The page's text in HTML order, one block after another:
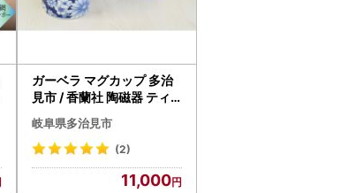
ガーベラ マグカップ 多治
見市 / 香蘭社 陶磁器 ティ
ーカップ コーヒーカップ[
TDY063]
岐阜県多治見市
(2)
11,000